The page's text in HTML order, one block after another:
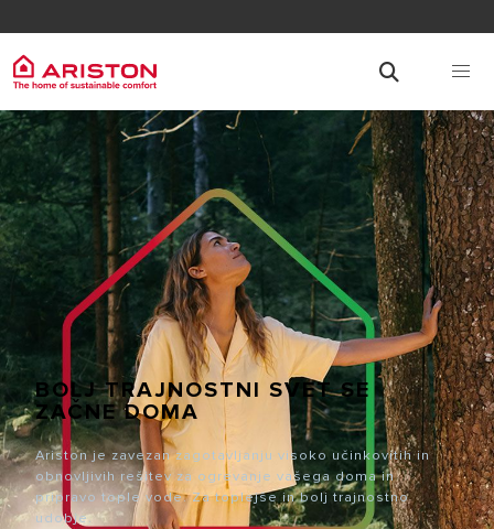
BOLJ TRAJNOSTNI SVET SE
ZAČNE DOMA
Ariston je zavezan zagotavljanju visoko učinkovitih in
obnovljivih rešitev za ogrevanje vašega doma in
pripravo tople vode. Za toplejše in bolj trajnostno
udobje.